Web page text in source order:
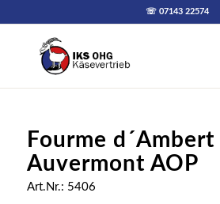
☏ 07143 22574
Fourme d´Ambert
Auvermont AOP
Art.Nr.: 5406